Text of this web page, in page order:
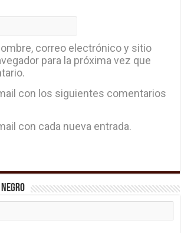
correo electrónico y sitio
para la próxima vez que
con los siguientes comentarios
con cada nueva entrada.